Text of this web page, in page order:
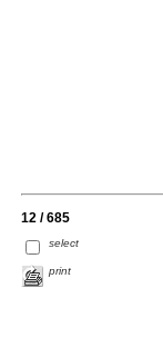
12 / 685
select
print